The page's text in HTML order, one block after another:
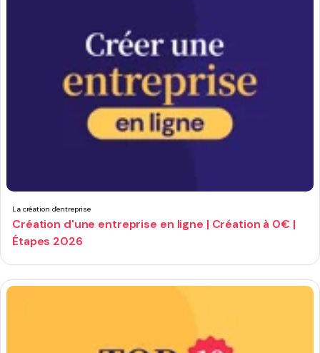
La création d'entreprise
Création d'une entreprise en ligne | Création à 0€ |
Étapes 2026